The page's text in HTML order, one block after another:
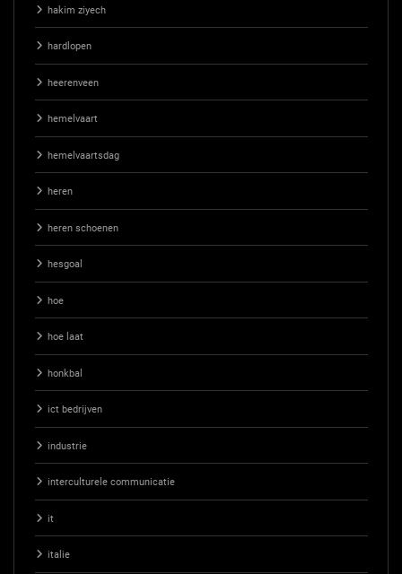
hakim ziyech
hardlopen
heerenveen
hemelvaart
hemelvaartsdag
heren
heren schoenen
hesgoal
hoe
hoe laat
honkbal
ict bedrijven
industrie
interculturele communicatie
it
italie